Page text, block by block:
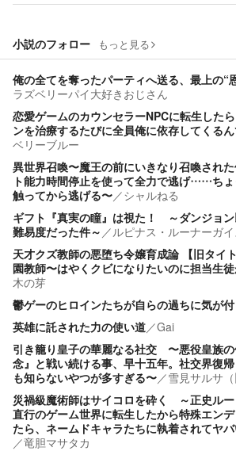
小説のフォロー もっと見る
俺の全てを奪ったパーティへ送る、最上の“
ラズベリーパイ大好きおじさん
恋愛ゲームのカウンセラーNPCに転生した
ンを治療するたびに全員俺に依存してくる
ベリーブルー
異世界召喚〜魔王の前にいきなり召喚され
ト能力時間停止を使って全力で逃げ……ち
触ってから逃げる〜／シャルねる
ギフト『真実の瞳』は視た！ ～ダンジョ
難易度だった件～ ／ルピナス・ルーナーガイ
天才クズ教師の悪堕ち令嬢育成論 【旧タイ
園教師〜はやくクビになりたいのに担当生徒
木の芽
鬱ゲーのヒロインたちが自らの過ちに気が
英雄に託された力の使い道／Gai
引き籠り皇子の華麗なる社交 〜悪役皇族
念』と戦い続ける事、早十五年。社交界復
も知らないやつが多すぎる〜／雪見サルサ（
災禍級魔術師はサイコロを砕く ～正史ル
直行のゲーム世界に転生したから特殊エン
たら、ネームドキャラたちに執着されてヤ
／竜胆マサタカ